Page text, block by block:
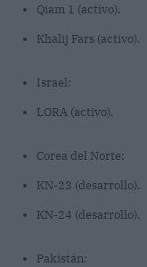
Qiam 1 (activo).
Khalij Fars (activo).
Israel:
LORA (activo).
Corea del Norte:
KN-23 (desarrollo).
KN-24 (desarrollo).
Pakistán: